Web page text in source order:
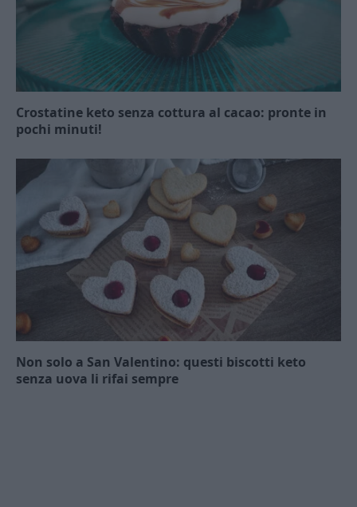
Crostatine keto senza cottura al cacao: pronte in
pochi minuti!
Non solo a San Valentino: questi biscotti keto
senza uova li rifai sempre